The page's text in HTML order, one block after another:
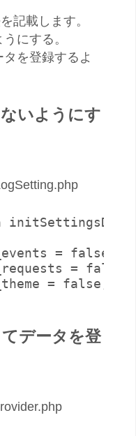
記載します。
にする。
を登録するよ
いようにす
= false;
= false;
= false;
データを登